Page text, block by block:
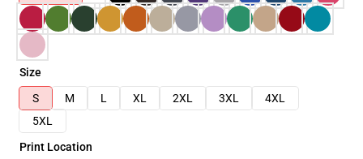
Size
S
M L XL 2XL 3XL
4XL
5XL
Print Location